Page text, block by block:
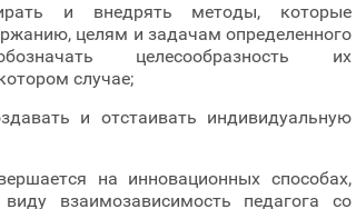
и внедрять методы, которые
целям и задачам определенного
целесообразность их
случае;
и отстаивать индивидуальную
на инновационных способах,
взаимозависимость педагога со